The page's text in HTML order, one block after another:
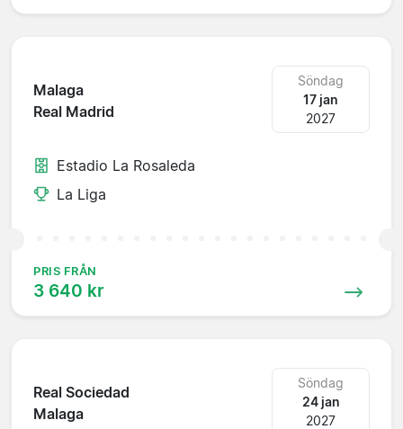
Malaga
Real Madrid
Söndag
17 jan
2027
Estadio La Rosaleda
La Liga
PRIS FRÅN
3 640 kr
Real Sociedad
Malaga
Söndag
24 jan
2027